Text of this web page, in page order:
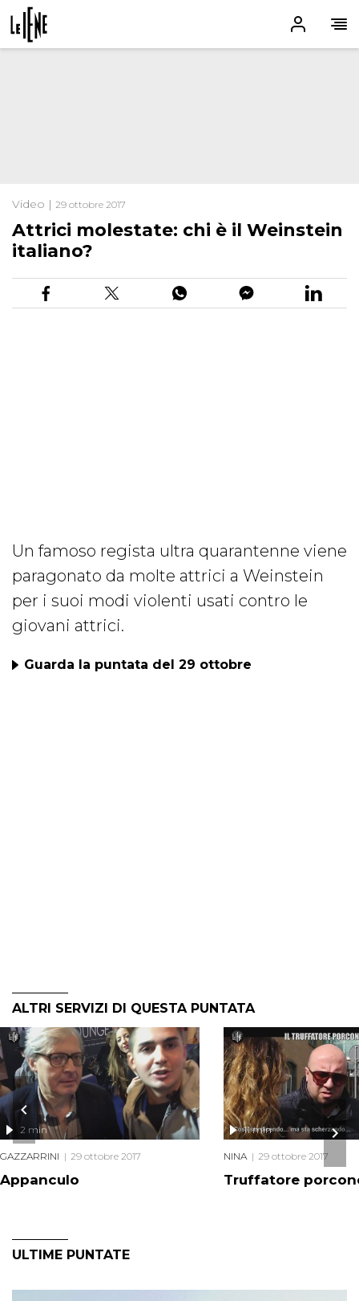
Video | 29 ottobre 2017
Attrici molestate: chi è il Weinstein
italiano?
Un famoso regista ultra quarantenne viene
paragonato da molte attrici a Weinstein
per i suoi modi violenti usati contro le
giovani attrici.
Guarda la puntata del 29 ottobre
ALTRI SERVIZI DI QUESTA PUNTATA
Appanculo
2 min
GAZZARRINI 29 ottobre 2017
Truffatore
11 min
NINA 29 ottobre 2017
ULTIME PUNTATE